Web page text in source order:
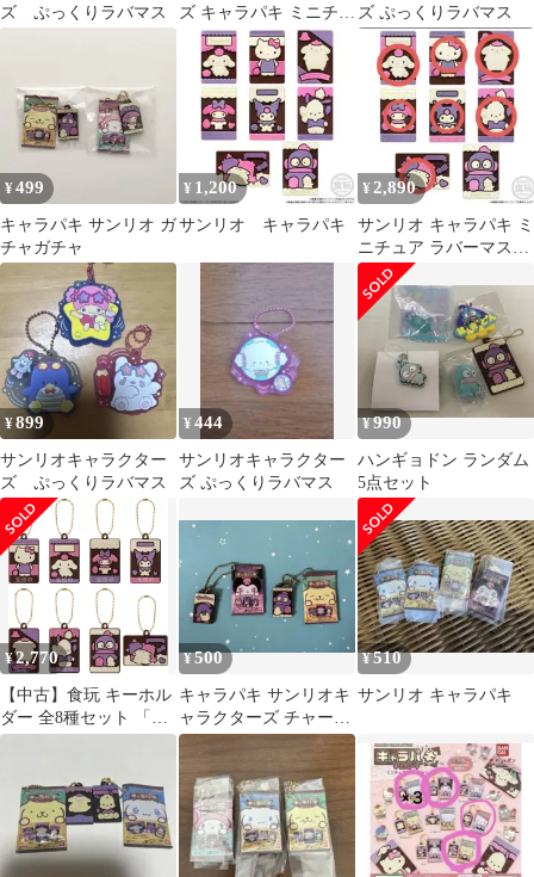
ズ ぷっくりラバマス
ズ キャラパキ ミニチュ
アコレクション 2種セ
ット
ズ ぷっくりラバマス
¥499
キャラパキ サンリオ ガ
チャガチャ
¥ 1,200
サンリオ キャラパキ
¥ 2,890
サンリオ キャラパキ ミ
ニチュア ラバーマスコ
ット
¥899
サンリオキャラクター
ズ ぷっくりラバマス
¥444
サンリオキャラクター
ズ ぷっくりラバマス
¥990
ハンギョドン ランダム
5点セット
¥2,770
【中古】食玩 キーホル
ダー 全8種セット 「サ
ンリオキャラクターズ
きVer.」
¥500
キャラパキ サンリオキ
ャラクターズ チャーム
2種セット
¥510
サンリオ キャラパキ